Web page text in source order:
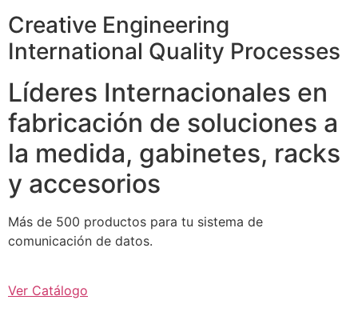
Creative Engineering
International Quality Processes
Líderes Internacionales en
fabricación de soluciones a
la medida, gabinetes, racks
y accesorios
Más de 500 productos para tu sistema de
comunicación de datos.
Ver Catálogo